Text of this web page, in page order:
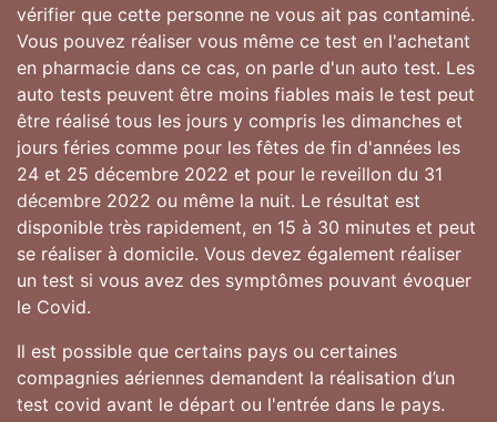
vérifier que cette personne ne vous ait pas contaminé.
Vous pouvez réaliser vous même ce test en l'achetant
en pharmacie dans ce cas, on parle d'un auto test. Les
auto tests peuvent être moins fiables mais le test peut
être réalisé tous les jours y compris les dimanches et
jours féries comme pour les fêtes de fin d'années les
24 et 25 décembre 2022 et pour le reveillon du 31
décembre 2022 ou même la nuit. Le résultat est
disponible très rapidement, en 15 à 30 minutes et peut
se réaliser à domicile. Vous devez également réaliser
un test si vous avez des symptômes pouvant évoquer
le Covid.
Il est possible que certains pays ou certaines
compagnies aériennes demandent la réalisation d’un
test covid avant le départ ou l'entrée dans le pays.